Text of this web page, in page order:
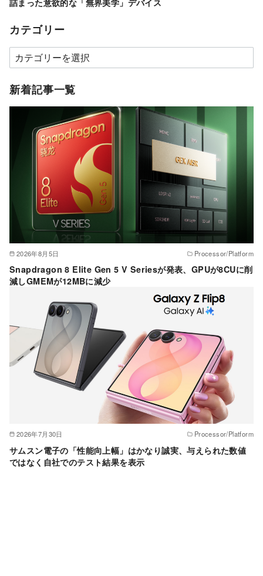
詰まった意欲的な「無界美学」デバイス
カテゴリー
カ
テ
ゴ
新着記事一覧
2026年8月5日 Processor/Platform
Snapdragon 8 Elite Gen 5 V Seriesが発表、GPUが8CUに削
減しGMEMが12MBに減少
2026年7月30日 Processor/Platform
サムスン電子の「性能向上幅」はかなり誠実、与えられた数値
ではなく自社でのテスト結果を表示